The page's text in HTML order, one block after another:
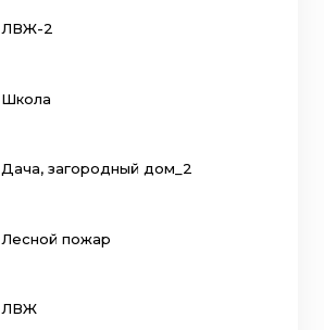
ЛВЖ-2
Школа
Дача, загородный дом_2
Лесной пожар
ЛВЖ